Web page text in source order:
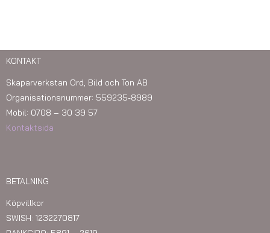
KONTAKT
Skaparverkstan Ord, Bild och Ton AB
Organisationsnummer: 559235-8989
Mobil: 0708 – 30 39 57
Kontaktsida
BETALNING
Köpvillkor
SWISH: 1232270817